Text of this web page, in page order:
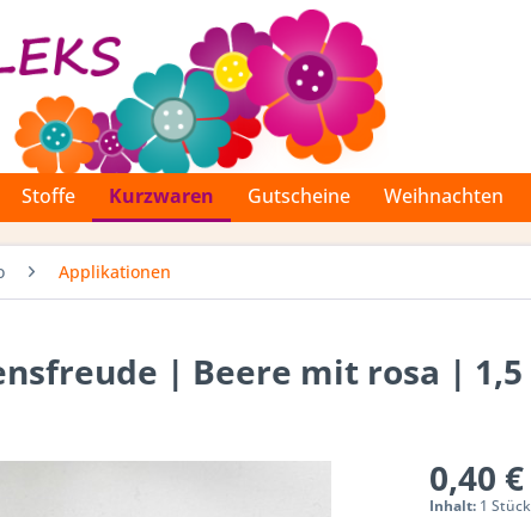
Stoffe Kurzwaren Gutscheine Weihnachten
Applikationen
| Beere mit rosa | 1,5
0,40
Inhalt: 1 Stück